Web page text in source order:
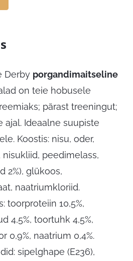
Derby porgandimaitseline
on teie hobusele
pärast treeningut;
Ideaalne suupiste
Koostis: nisu, oder,
nisukliid, peedimelass,
2%), glükoos,
naatriumkloriid.
toorproteiin 10,5%,
4,5%, toortuhk 4,5%,
0,9%, naatrium 0,4%.
sipelghape (E236),